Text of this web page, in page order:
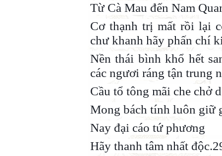
Từ Cà Mau đến Nam
Cơ thạnh trị mất rồi lại
chư khanh hãy phấn chí
Nền thái bình khổ hết
các ngươi ráng tận trung
Cầu tổ tông mãi che chở
Mong bách tính luôn giữ
Nay đại cáo tứ phương
Hãy thanh tâm nhất